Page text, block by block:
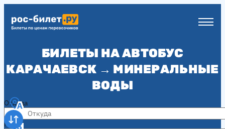
БИЛЕТЫ НА АВТОБУС
КАРАЧАЕВСК → МИНЕРАЛЬНЫЕ
ВОДЫ
Откуда
Куда